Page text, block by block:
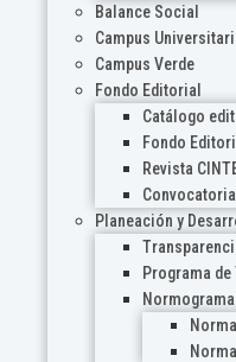
Balance Social
Campus
Campus Verde
Fondo Editorial
Catálogo
Fondo
Revista
Planeación y
Programa
Normograma